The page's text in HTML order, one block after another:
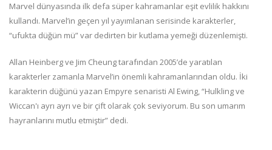
Marvel dünyasında ilk defa süper kahramanlar eşit evlilik hakkını
kullandı. Marvel’in geçen yıl yayımlanan serisinde karakterler,
“ufukta düğün mü” var dedirten bir kutlama yemeği düzenlemişti.
Allan Heinberg ve Jim Cheung tarafından 2005’de yaratılan
karakterler zamanla Marvel’in önemli kahramanlarından oldu. İki
karakterin düğünü yazan Empyre senaristi Al Ewing, “Hulkling ve
Wiccan'ı ayrı ayrı ve bir çift olarak çok seviyorum. Bu son umarım
hayranlarını mutlu etmiştir” dedi.